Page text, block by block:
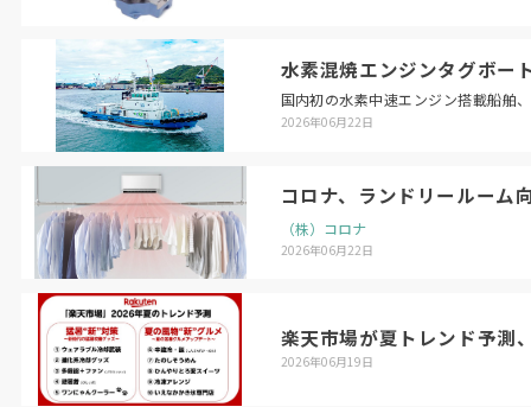
水素混焼エンジンタグボー
国内初の水素中速エンジン搭載船舶
2026年06月22日
コロナ、ランドリールーム
（株）コロナ
2026年06月22日
楽天市場が夏トレンド予測
2026年06月19日